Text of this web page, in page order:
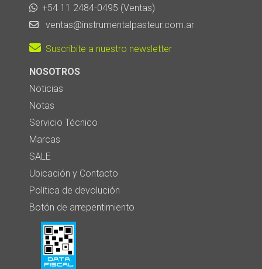
+54 11 2484-0495 (Ventas)
ventas@instrumentalpasteur.com.ar
Suscribite a nuestro newsletter
NOSOTROS
Noticias
Notas
Servicio Técnico
Marcas
SALE
Ubicación y Contacto
Política de devolución
Botón de arrepentimiento